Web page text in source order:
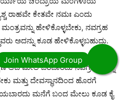
ರಾಹವೇ ಕೇತವೇ ನಮಃ ಎಂದು
ಹೇಳಿಕೊಳ್ಳಬೇಕು, ನವಗ್ರಹ
ಅದನ್ನು ಕೂಡ ಹೇಳಿಕೊಳ್ಳಬಹುದು.
ಆದ ಮೇಲೆ ಬರಬಾರದು ನವಗ್ರಹಗಳನ್ನು
ಮತ್ತು ದೇವಸ್ಥಾನದಿಂದ ಹೊರಗೆ
ಮನೆಗೆ ಬಂದ ಮೇಲು ಕೂಡ ಕೈ